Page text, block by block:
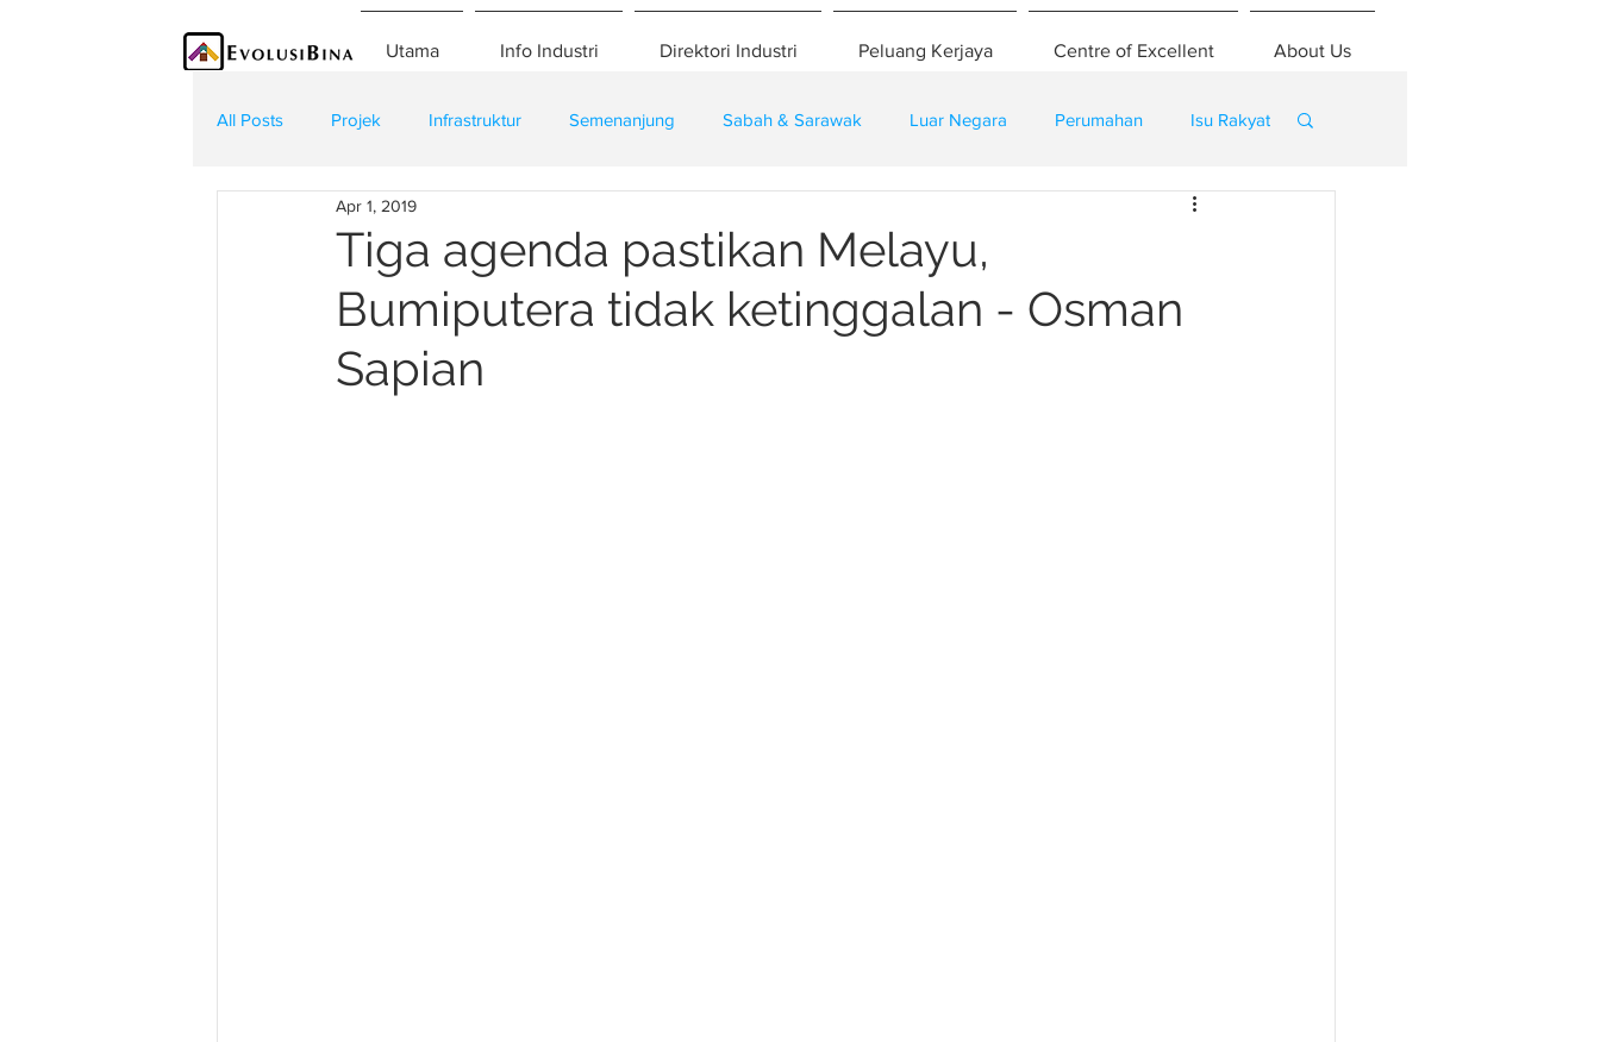
Utama Info Industri Direktori Industri Peluang Kerjaya Centre of Excellent About Us
All Posts Projek Infrastruktur Semenanjung Sabah & Sarawak Luar Negara Perumahan Isu Rakyat
Teknologi Kontraktor
Tiga agenda pastikan Melayu,
Bumiputera tidak ketinggalan - Osman
Sapian
Apr 1, 2019